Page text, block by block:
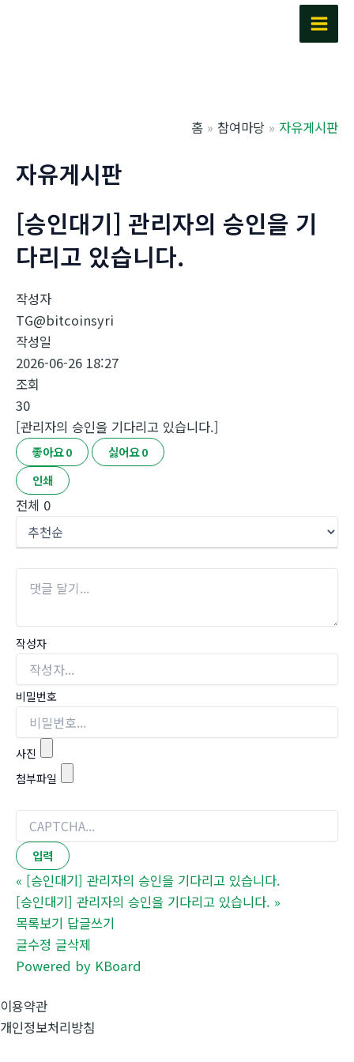
Main
홈 참여마당 자유게시판
자유게시판
[승인대기] 관리자의 승인을 기
다리고 있습니다.
작성자
TG@bitcoinsyri
작성일
2026-06-26 18:27
조회
30
[관리자의 승인을 기다리고 있습니다.]
좋아요0 싫어요0
인쇄
전체 0
작성자
비밀번호
사진
첨부파일
« [승인대기] 관리자의 승인을 기다리고 있습니다.
[승인대기] 관리자의 승인을 기다리고 있습니다. »
목록보기 답글쓰기
글수정 글삭제
Powered by KBoard
이용약관
개인정보처리방침